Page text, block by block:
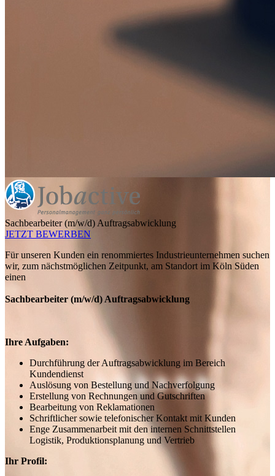
Sachbearbeiter (m/w/d) Auftragsabwicklung
JETZT BEWERBEN
Für unseren Kunden ein renommiertes Industrieunternehmen suchen
wir, zum nächstmöglichen Zeitpunkt, am Standort im Köln Süden
einen
Sachbearbeiter (m/w/d) Auftragsabwicklung
Ihre Aufgaben:
Durchführung der Auftragsabwicklung im Bereich
Kundendienst
Auslösung von Bestellung und Nachverfolgung
Erstellung von Rechnungen und Gutschriften
Bearbeitung von Reklamationen
Schriftlicher sowie telefonischer Kontakt mit Kunden
Enge Zusammenarbeit mit den internen Schnittstellen
Logistik, Produktionsplanung und Vertrieb
Ihr Profil: